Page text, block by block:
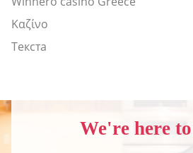
Καζίνο
Текста
We're here